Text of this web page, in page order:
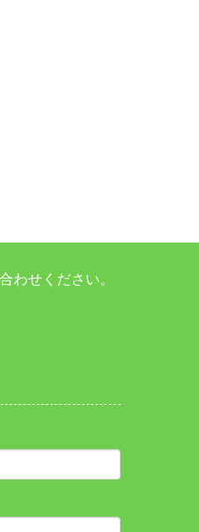
わせください。